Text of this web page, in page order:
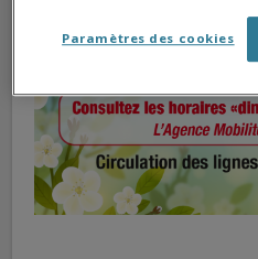
Paramètres des cookies